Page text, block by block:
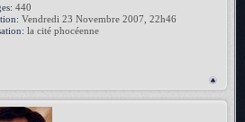
440
Vendredi 23 Novembre 2007, 22h46
la cité phocéenne